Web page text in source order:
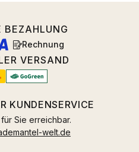
BEZAHLUNG
Rechnung
VERSAND
KUNDENSERVICE
Sie erreichbar.
welt.de